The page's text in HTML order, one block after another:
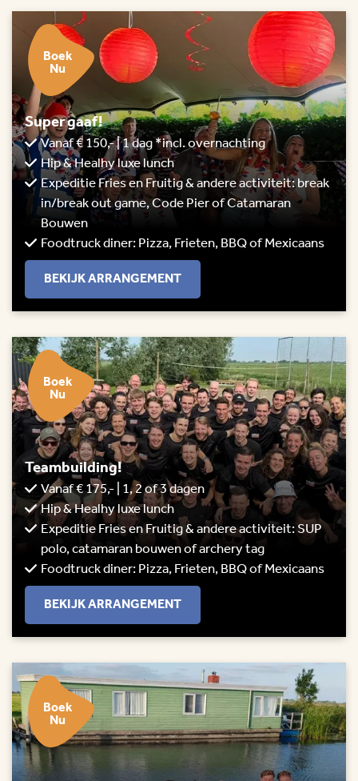
Boek
Nu
Super gaaf!
Vanaf € 150,- | 1 dag *incl. overnachting
Hip & Healhy luxe lunch
Expeditie Fries en Fruitig & andere activiteit: break
in/break out game, Code Pier of Catamaran
Bouwen
Foodtruck diner: Pizza, Frieten, BBQ of Mexicaans
BEKIJK ARRANGEMENT
Boek
Nu
Teambuilding!
Vanaf € 175,- | 1, 2 of 3 dagen
Hip & Healhy luxe lunch
Expeditie Fries en Fruitig & andere activiteit: SUP
polo, catamaran bouwen of archery tag
Foodtruck diner: Pizza, Frieten, BBQ of Mexicaans
BEKIJK ARRANGEMENT
Boek
Nu